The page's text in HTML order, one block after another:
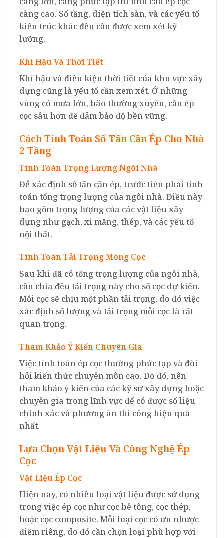
càng cao. Số tầng, diện tích sàn, và các yếu tố
kiến trúc khác đều cần được xem xét kỹ
lưỡng.
Khí Hậu Và Thời Tiết
Khí hậu và điều kiện thời tiết của khu vực xây
dựng cũng là yếu tố cần xem xét. Ở những
vùng có mưa lớn, bão thường xuyên, cần ép
cọc sâu hơn để đảm bảo độ bền vững.
Cách Tính Toán Số Tấn Cần Ép Cho Nhà
2 Tầng
Tính Toán Trọng Lượng Ngôi Nhà
Để xác định số tấn cần ép, trước tiên phải tính
toán tổng trọng lượng của ngôi nhà. Điều này
bao gồm trọng lượng của các vật liệu xây
dựng như gạch, xi măng, thép, và các yếu tố
nội thất.
Tính Toán Tải Trọng Móng Cọc
Sau khi đã có tổng trọng lượng của ngôi nhà,
cần chia đều tải trọng này cho số cọc dự kiến.
Mỗi cọc sẽ chịu một phần tải trọng, do đó việc
xác định số lượng và tải trọng mỗi cọc là rất
quan trọng.
Tham Khảo Ý Kiến Chuyên Gia
Việc tính toán ép cọc thường phức tạp và đòi
hỏi kiến thức chuyên môn cao. Do đó, nên
tham khảo ý kiến của các kỹ sư xây dựng hoặc
chuyên gia trong lĩnh vực để có được số liệu
chính xác và phương án thi công hiệu quả
nhất.
Lựa Chọn Vật Liệu Và Công Nghệ Ép
Cọc
Vật Liệu Ép Cọc
Hiện nay, có nhiều loại vật liệu được sử dụng
trong việc ép cọc như cọc bê tông, cọc thép,
hoặc cọc composite. Mỗi loại cọc có ưu nhược
điểm riêng, do đó cần chọn loại phù hợp với